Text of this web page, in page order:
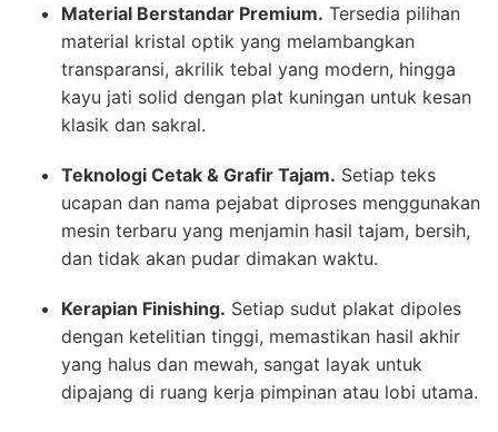
Material Berstandar Premium. Tersedia pilihan
material kristal optik yang melambangkan
transparansi, akrilik tebal yang modern, hingga
kayu jati solid dengan plat kuningan untuk kesan
klasik dan sakral.
Teknologi Cetak & Grafir Tajam. Setiap teks
ucapan dan nama pejabat diproses menggunakan
mesin terbaru yang menjamin hasil tajam, bersih,
dan tidak akan pudar dimakan waktu.
Kerapian Finishing. Setiap sudut plakat dipoles
dengan ketelitian tinggi, memastikan hasil akhir
yang halus dan mewah, sangat layak untuk
dipajang di ruang kerja pimpinan atau lobi utama.